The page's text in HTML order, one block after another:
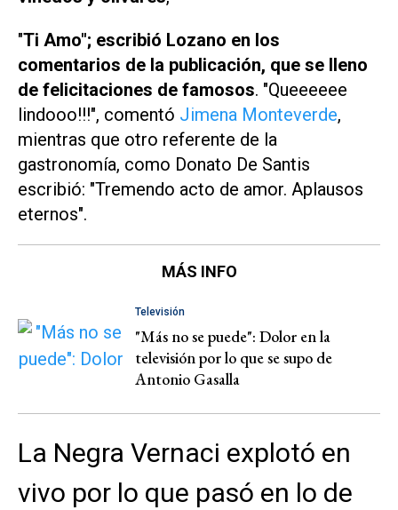
"Ti Amo"; escribió Lozano en los
comentarios de la publicación, que se lleno
de felicitaciones de famosos. "Queeeeee
lindooo!!!", comentó Jimena Monteverde,
mientras que otro referente de la
gastronomía, como Donato De Santis
escribió: "Tremendo acto de amor. Aplausos
eternos".
MÁS INFO
Televisión
"Más no se puede": Dolor en la
televisión por lo que se supo de
Antonio Gasalla
La Negra Vernaci explotó en
vivo por lo que pasó en lo de